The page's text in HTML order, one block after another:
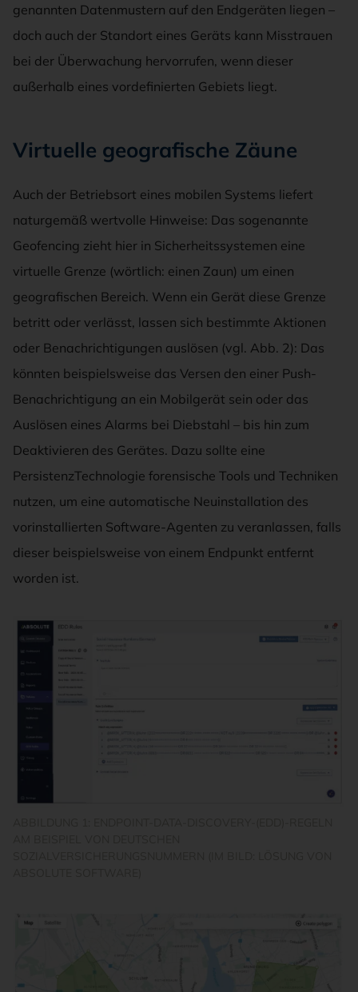
genannten Datenmustern auf den Endgeräten liegen –
doch auch der Standort eines Geräts kann Misstrauen
bei der Überwachung hervorrufen, wenn dieser
außerhalb eines vordefinierten Gebiets liegt.
Virtuelle geografische Zäune
Auch der Betriebsort eines mobilen Systems liefert
naturgemäß wertvolle Hinweise: Das sogenannte
Geofencing zieht hier in Sicherheitssystemen eine
virtuelle Grenze (wörtlich: einen Zaun) um einen
geografischen Bereich. Wenn ein Gerät diese Grenze
betritt oder verlässt, lassen sich bestimmte Aktionen
oder Benachrichtigungen auslösen (vgl. Abb. 2): Das
könnten beispielsweise das Versen den einer Push-
Benachrichtigung an ein Mobilgerät sein oder das
Auslösen eines Alarms bei Diebstahl – bis hin zum
Deaktivieren des Gerätes. Dazu sollte eine
PersistenzTechnologie forensische Tools und Techniken
nutzen, um eine automatische Neuinstallation des
vorinstallierten Software-Agenten zu veranlassen, falls
dieser beispielsweise von einem Endpunkt entfernt
worden ist.